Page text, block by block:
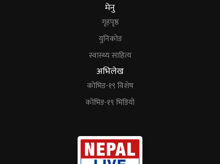
मेनु
गृहपृष्ठ
युनिकोड
स्वास्थ्य साहित्य
अभिलेख
कोभिड-१९ विशेष
कोभिड-१९ भिडियो